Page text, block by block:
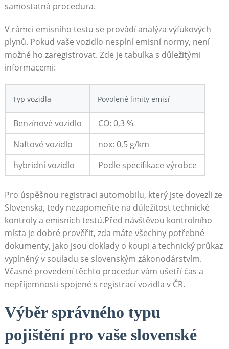
samostatná procedura.
V rámci emisního testu se provádí ‌analýza výfukových
plynů.⁤ Pokud‍ vaše vozidlo nesplní ‌emisní​ normy, není
možné‍ ho ⁣zaregistrovat. ‍Zde je tabulka s ‌důležitými
informacemi:
Typ vozidla Povolené ‍limity emisí
Benzínové​ vozidlo
CO: 0,3 %
Naftové vozidlo
nox: 0,5 g/km
hybridní vozidlo
Podle specifikace výrobce
Pro úspěšnou ⁣registraci⁣ automobilu, který‌ jste ‍dovezli ⁤ze
Slovenska, tedy nezapomeňte na ​důležitost ‍technické
kontroly a emisních testů.Před návštěvou‌ kontrolního
místa je dobré prověřit, zda máte všechny potřebné
dokumenty,‍ jako jsou doklady o koupi ​a technický průkaz
vyplněný⁢ v souladu se slovenským zákonodárstvím.
⁣Včasné provedení ​těchto procedur ​vám ušetří čas a
‌nepříjemnosti ​spojené s‌ registrací vozidla v ČR.
Výběr ‍správného typu
‍pojištění ​pro‍ vaše​ slovenské